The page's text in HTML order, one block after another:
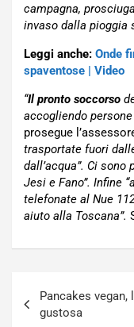
campagna,
invaso dalla pioggia
Leggi anche: Onde
spaventose | Video
“Il pronto soccorso
accogliendo
prosegue
trasportate fuori
dall’acqua”. Ci
Jesi e Fano”. Infine
telefonate al Nue
aiuto alla Toscana”.
articoli
Pancakes
gustosa